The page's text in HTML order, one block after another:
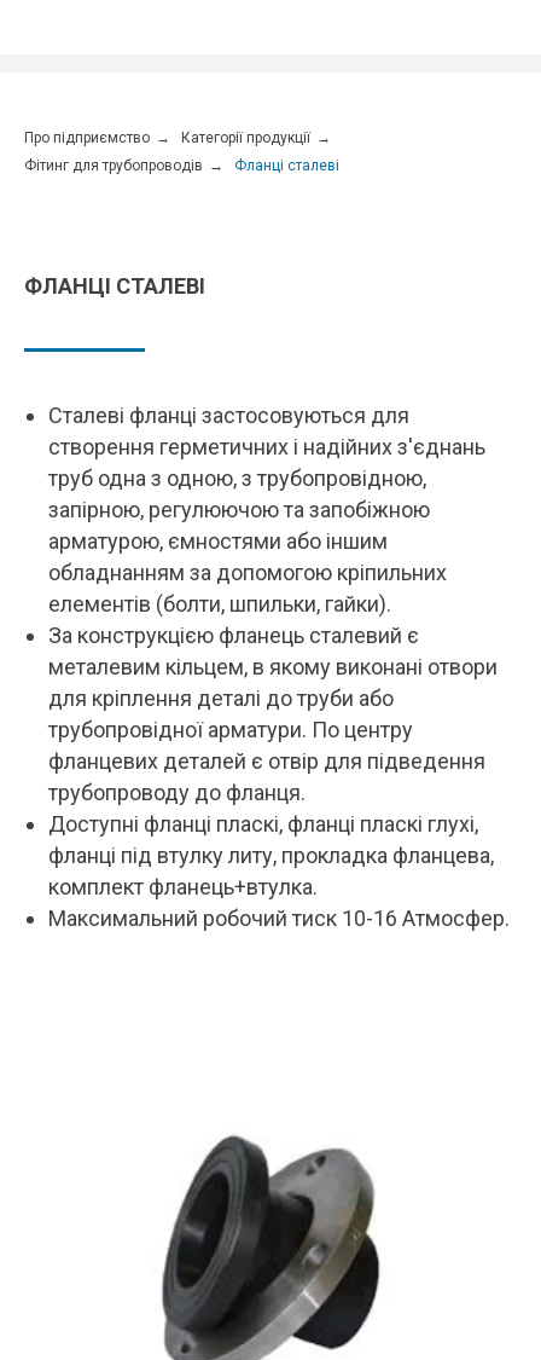
Про підприємство → Категорії продукції →
Фітинг для трубопроводів → Фланці сталеві
ФЛАНЦІ СТАЛЕВІ
Сталеві фланці застосовуються для
створення герметичних і надійних з'єднань
труб одна з одною, з трубопровідною,
запірною, регулюючою та запобіжною
арматурою, ємностями або іншим
обладнанням за допомогою кріпильних
елементів (болти, шпильки, гайки).
За конструкцією фланець сталевий є
металевим кільцем, в якому виконані отвори
для кріплення деталі до труби або
трубопровідної арматури. По центру
фланцевих деталей є отвір для підведення
трубопроводу до фланця.
Доступні фланці пласкі, фланці пласкі глухі,
фланці під втулку литу, прокладка фланцева,
комплект фланець+втулка.
Максимальний робочий тиск 10-16 Атмосфер.